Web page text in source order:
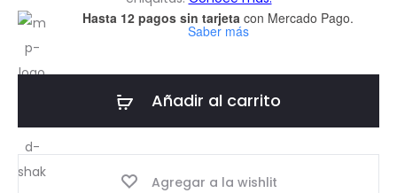
Hasta 12 pagos sin tarjeta con Mercado Pago.
Saber más
Añadir al carrito
Agregar a la wishlit